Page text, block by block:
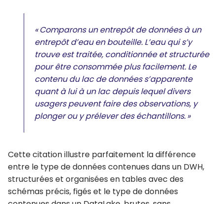
« Comparons un entrepôt de données à un
entrepôt d’eau en bouteille. L’eau qui s’y
trouve est traitée, conditionnée et structurée
pour être consommée plus facilement. Le
contenu du lac de données s’apparente
quant à lui à un lac depuis lequel divers
usagers peuvent faire des observations, y
plonger ou y prélever des échantillons. »
Cette citation illustre parfaitement la différence
entre le type de données contenues dans un DWH,
structurées et organisées en tables avec des
schémas précis, figés et le type de données